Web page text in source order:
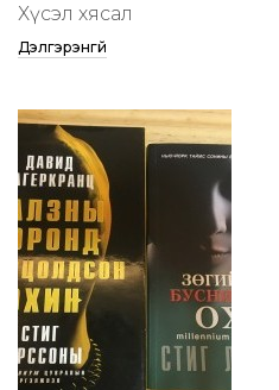
Хүсэл хясал
Дэлгэрэнгүй